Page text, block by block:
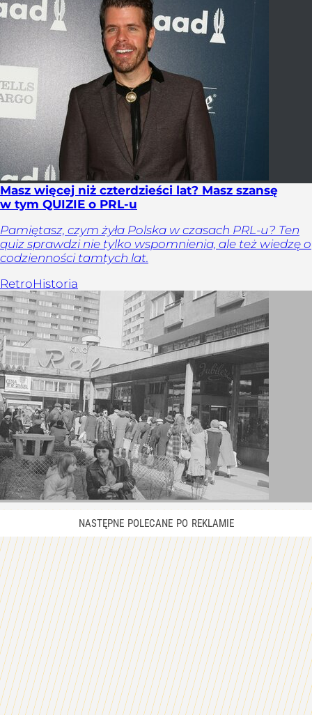
Masz więcej niż czterdzieści lat? Masz szansę
w tym QUIZIE o PRL-u
Pamiętasz, czym żyła Polska w czasach PRL-u? Ten
quiz sprawdzi nie tylko wspomnienia, ale też wiedzę o
codzienności tamtych lat.
RetroHistoria